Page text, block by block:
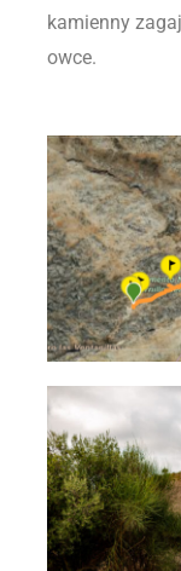
kamienny
owce.